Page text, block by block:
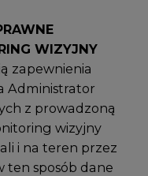
WIZYJNY
zapewnienia
Administrator
z prowadzoną
wizyjny
i na teren przez
ten sposób dane